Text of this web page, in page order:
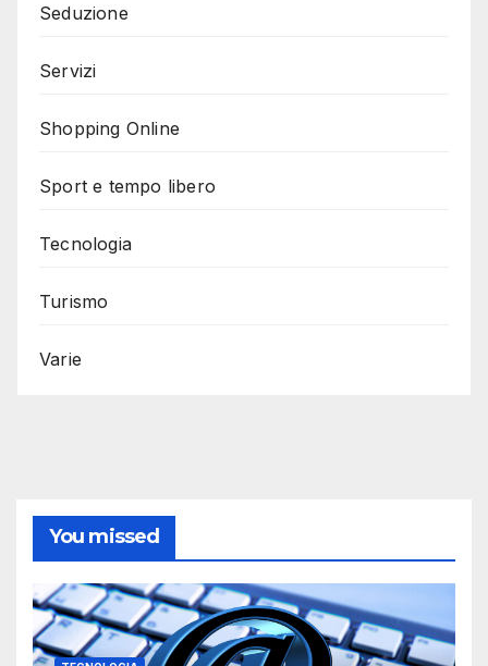
Seduzione
Servizi
Shopping Online
Sport e tempo libero
Tecnologia
Turismo
Varie
You missed